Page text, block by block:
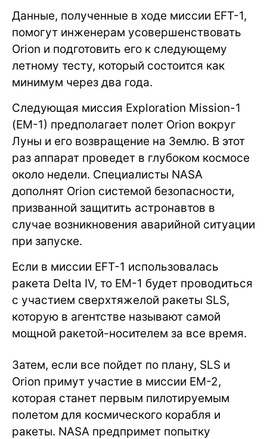
Данные, полученные в ходе миссии EFT-1,
помогут инженерам усовершенствовать
Orion и подготовить его к следующему
летному тесту, который состоится как
минимум через два года.
Следующая миссия Exploration Mission-1
(EM-1) предполагает полет Orion вокруг
Луны и его возвращение на Землю. В этот
раз аппарат проведет в глубоком космосе
около недели. Специалисты NASA
дополнят Orion системой безопасности,
призванной защитить астронавтов в
случае возникновения аварийной ситуации
при запуске.
Если в миссии EFT-1 использовалась
ракета Delta IV, то EM-1 будет проводиться
с участием сверхтяжелой ракеты SLS,
которую в агентстве называют самой
мощной ракетой-носителем за все время.
Затем, если все пойдет по плану, SLS и
Orion примут участие в миссии EM-2,
которая станет первым пилотируемым
полетом для космического корабля и
ракеты. NASA предпримет попытку